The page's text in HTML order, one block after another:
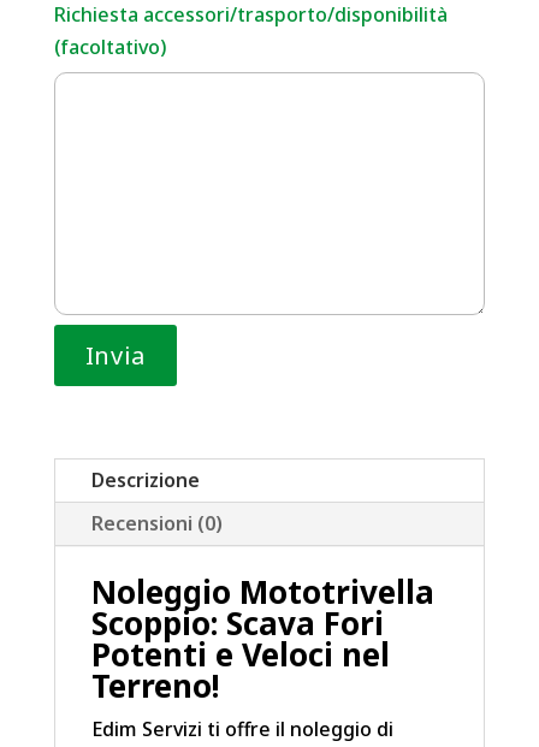
Richiesta accessori/trasporto/disponibilità
(facoltativo)
Descrizione
Recensioni (0)
Noleggio Mototrivella
Scoppio: Scava Fori
Potenti e Veloci nel
Terreno!
Edim Servizi ti offre il noleggio di